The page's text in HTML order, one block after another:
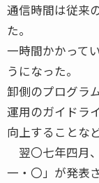
通信時間は従来
た。
一時間かかって
うになった。
卸側のプログラ
運用のガイドラ
向上することな
翌〇七年四月
一・〇」が発表